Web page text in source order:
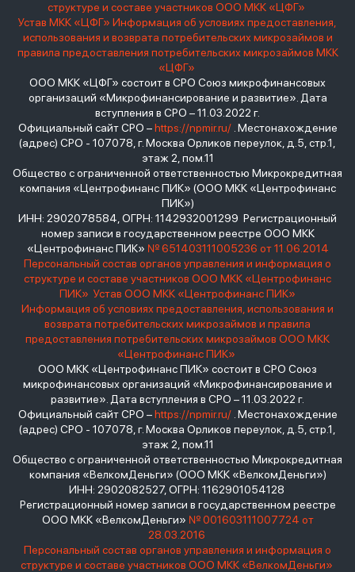
структуре и составе участников ООО МКК «ЦФГ»
Устав МКК «ЦФГ» Информация об условиях предоставления,
использования и возврата потребительских микрозаймов и
правила предоставления потребительских микрозаймов МКК
«ЦФГ»
ООО МКК «ЦФГ» состоит в СРО Союз микрофинансовых
организаций «Микрофинансирование и развитие». Дата
вступления в СРО – 11.03.2022 г.
Официальный сайт СРО –https://npmir.ru/. Местонахождение
(адрес) СРО - 107078, г. Москва Орликов переулок, д.5, стр.1,
этаж 2, пом.11
Общество с ограниченной ответственностью Микрокредитная
компания «Центрофинанс ПИК» (ООО МКК «Центрофинанс
ПИК»)
ИНН: 2902078584, ОГРН: 1142932001299 Регистрационный
номер записи в государственном реестре ООО МКК
«Центрофинанс ПИК» № 651403111005236 от 11.06.2014
Персональный состав органов управления и информация о
структуре и составе участников ООО МКК «Центрофинанс
ПИК» Устав ООО МКК «Центрофинанс ПИК»
Информация об условиях предоставления, использования и
возврата потребительских микрозаймов и правила
предоставления потребительских микрозаймов ООО МКК
«Центрофинанс ПИК»
ООО МКК «Центрофинанс ПИК» состоит в СРО Союз
микрофинансовых организаций «Микрофинансирование и
развитие». Дата вступления в СРО – 11.03.2022 г.
Официальный сайт СРО –https://npmir.ru/. Местонахождение
(адрес) СРО - 107078, г. Москва Орликов переулок, д.5, стр.1,
этаж 2, пом.11
Общество с ограниченной ответственностью Микрокредитная
компания «ВелкомДеньги» (ООО МКК «ВелкомДеньги»)
ИНН: 2902082527, ОГРН: 1162901054128
Регистрационный номер записи в государственном реестре
ООО МКК «ВелкомДеньги» № 001603111007724 от
28.03.2016
Персональный состав органов управления и информация о
структуре и составе участников ООО МКК «ВелкомДеньги»